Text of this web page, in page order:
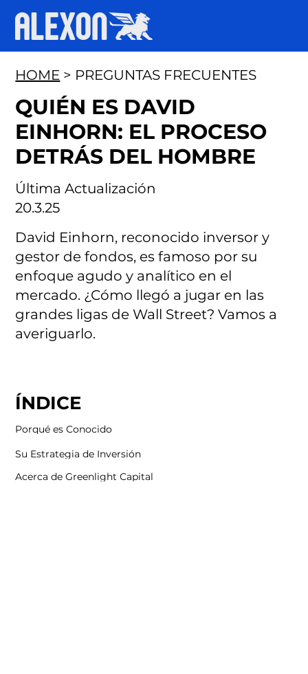
ÍNDICE
Porqué es Conocido
Su Estrategia de Inversión
Acerca de Greenlight Capital
Última Actualización
20.3.25
HOME > PREGUNTAS FRECUENTES
QUIÉN ES DAVID
EINHORN: EL PROCESO
DETRÁS DEL HOMBRE
David Einhorn, reconocido inversor y
gestor de fondos, es famoso por su
enfoque agudo y analítico en el
mercado. ¿Cómo llegó a jugar en las
grandes ligas de Wall Street? Vamos a
averiguarlo.